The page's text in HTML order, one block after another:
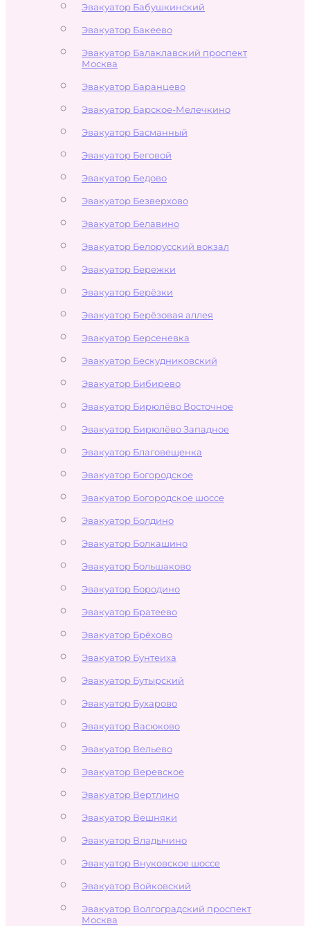
Эвакуатор Бабушкинский
Эвакуатор Бакеево
Эвакуатор Балаклавский проспект
Москва
Эвакуатор Баранцево
Эвакуатор Барское-Мелечкино
Эвакуатор Басманный
Эвакуатор Беговой
Эвакуатор Бедово
Эвакуатор Безверхово
Эвакуатор Белавино
Эвакуатор Белорусский вокзал
Эвакуатор Бережки
Эвакуатор Берёзки
Эвакуатор Берёзовая аллея
Эвакуатор Берсеневка
Эвакуатор Бескудниковский
Эвакуатор Бибирево
Эвакуатор Бирюлёво Восточное
Эвакуатор Бирюлёво Западное
Эвакуатор Благовещенка
Эвакуатор Богородское
Эвакуатор Богородское шоссе
Эвакуатор Болдино
Эвакуатор Болкашино
Эвакуатор Большаково
Эвакуатор Бородино
Эвакуатор Братеево
Эвакуатор Брёхово
Эвакуатор Бунтеиха
Эвакуатор Бутырский
Эвакуатор Бухарово
Эвакуатор Васюково
Эвакуатор Вельево
Эвакуатор Веревское
Эвакуатор Вертлино
Эвакуатор Вешняки
Эвакуатор Владычино
Эвакуатор Внуковское шоссе
Эвакуатор Войковский
Эвакуатор Волгоградский проспект
Москва